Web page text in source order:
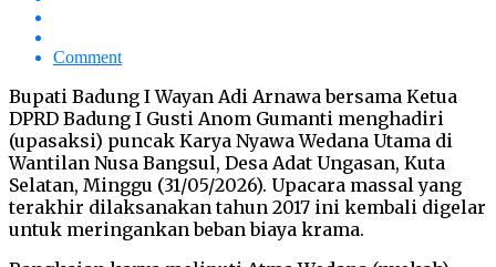
Comment
Bupati Badung I Wayan Adi Arnawa bersama Ketua
DPRD Badung I Gusti Anom Gumanti menghadiri
(upasaksi) puncak Karya Nyawa Wedana Utama di
Wantilan Nusa Bangsul, Desa Adat Ungasan, Kuta
Selatan, Minggu (31/05/2026). Upacara massal yang
terakhir dilaksanakan tahun 2017 ini kembali digelar
untuk meringankan beban biaya krama.